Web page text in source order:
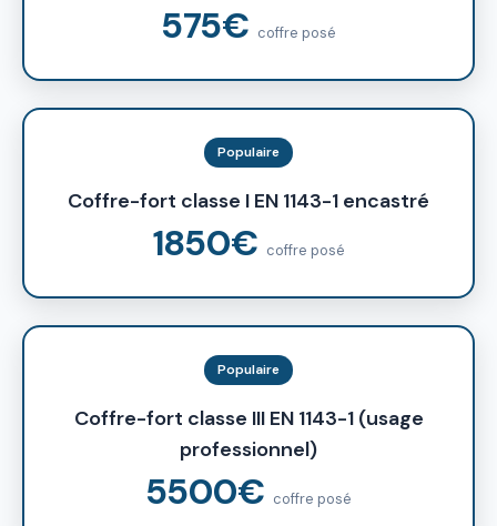
575€ coffre posé
Populaire
Coffre-fort classe I EN 1143-1 encastré
1850€ coffre posé
Populaire
Coffre-fort classe III EN 1143-1 (usage
professionnel)
5500€ coffre posé